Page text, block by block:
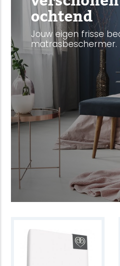
ochtend
Jouw eigen frisse
matrasbeschermer.